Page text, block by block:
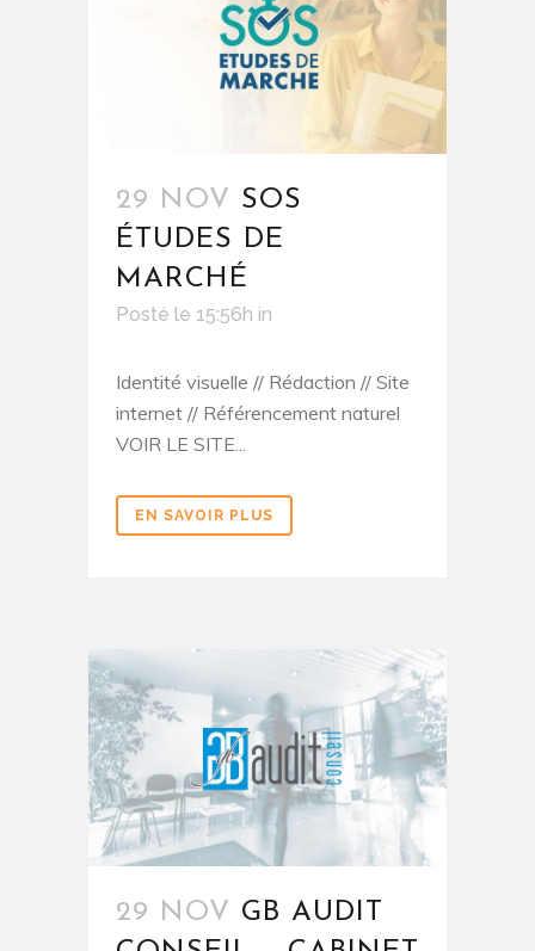
29 NOV SOS
ÉTUDES DE
MARCHÉ
Posté le 15:56h in
Identité visuelle // Rédaction // Site
internet // Référencement naturel
VOIR LE SITE...
EN SAVOIR PLUS
29 NOV GB AUDIT